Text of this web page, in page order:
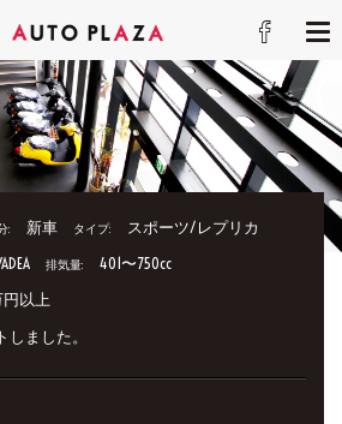
: 新車 タイプ: スポーツ/レプリカ
排気量: 401〜750cc
円以上
しました。